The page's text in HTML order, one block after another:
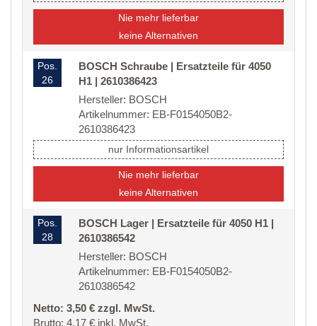
Nie mehr lieferbar
keine Alternativen
Pos.
26
BOSCH Schraube | Ersatzteile für 4050
H1 | 2610386423
Hersteller: BOSCH
Artikelnummer: EB-F0154050B2-
2610386423
nur Informationsartikel
Nie mehr lieferbar
keine Alternativen
Pos.
28
BOSCH Lager | Ersatzteile für 4050 H1 |
2610386542
Hersteller: BOSCH
Artikelnummer: EB-F0154050B2-
2610386542
Netto: 3,50 € zzgl. MwSt.
Brutto: 4,17 € inkl. MwSt.